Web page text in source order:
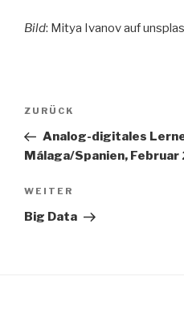
Bild: Mitya Ivanov auf
Beitragsnavigation
Vorheriger
Beitrag
ZURÜCK
Analog-digitales
Málaga/Spanien,
Nächster
Beitrag
WEITER
Big Data